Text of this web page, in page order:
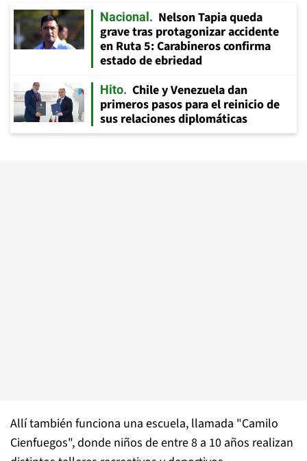
Nacional
Nelson Tapia queda
grave tras protagonizar accidente
en Ruta 5: Carabineros confirma
estado de ebriedad
Hito
Chile y Venezuela dan
primeros pasos para el reinicio de
sus relaciones diplomáticas
Allí también funciona una escuela, llamada "Camilo
Cienfuegos", donde niños de entre 8 a 10 años realizan